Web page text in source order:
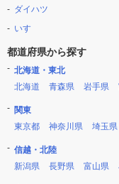
ダイハツ
いすゞ
都道府県から探す
北海道・東北
北海道
青森県 岩手県
関東
東京都
神奈川県 埼玉県
信越・北陸
新潟県
長野県 富山県